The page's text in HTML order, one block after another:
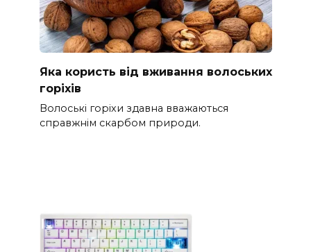
Яка користь від вживання волоських
горіхів
Волоські горіхи здавна вважаються
справжнім скарбом природи.